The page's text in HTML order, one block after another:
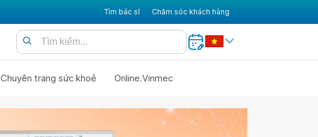
Tìm bác sĩ Chăm sóc khách hàng
Chuyên trang sức khoẻ Online.Vinmec